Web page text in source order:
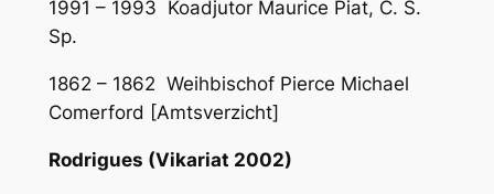
1991 – 1993 Koadjutor Maurice Piat, C. S.
Sp.
1862 – 1862 Weihbischof Pierce Michael
Comerford [Amtsverzicht]
Rodrigues (Vikariat 2002)